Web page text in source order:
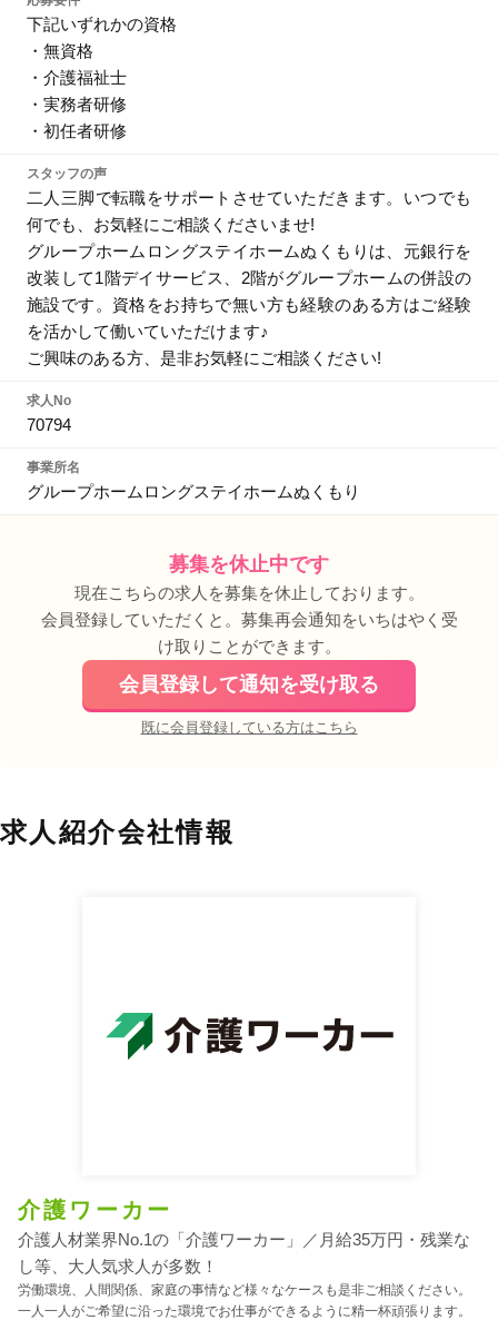
下記いずれかの資格
・無資格
・介護福祉士
・実務者研修
・初任者研修
スタッフの声
二人三脚で転職をサポートさせていただきます。いつでも
何でも、お気軽にご相談くださいませ!
グループホームロングステイホームぬくもりは、元銀行を
改装して1階デイサービス、2階がグループホームの併設の
施設です。資格をお持ちで無い方も経験のある方はご経験
を活かして働いていただけます♪
ご興味のある方、是非お気軽にご相談ください!
求人No
70794
事業所名
グループホームロングステイホームぬくもり
募集を休止中です
現在こちらの求人を募集を休止しております。
会員登録していただくと。募集再会通知をいちはやく受
け取りことができます。
会員登録して通知を受け取る
既に会員登録している方はこちら
求人紹介会社情報
介護ワーカー
介護人材業界No.1の「介護ワーカー」／月給35万円・残業な
し等、大人気求人が多数！
労働環境、人間関係、家庭の事情など様々なケースも是非ご相談ください。
一人一人がご希望に沿った環境でお仕事ができるように精一杯頑張ります。